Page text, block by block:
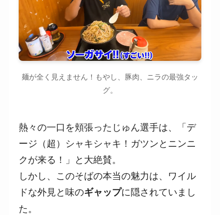
麺が全く見えません！もやし、豚肉、ニラの最強タッ
グ。
熱々の一口を頬張ったじゅん選手は、「デ
ージ（超）シャキシャキ！ガツンとニンニ
クが来る！」と大絶賛。
しかし、このそばの本当の魅力は、ワイル
ドな外見と味のギャップに隠されていまし
た。